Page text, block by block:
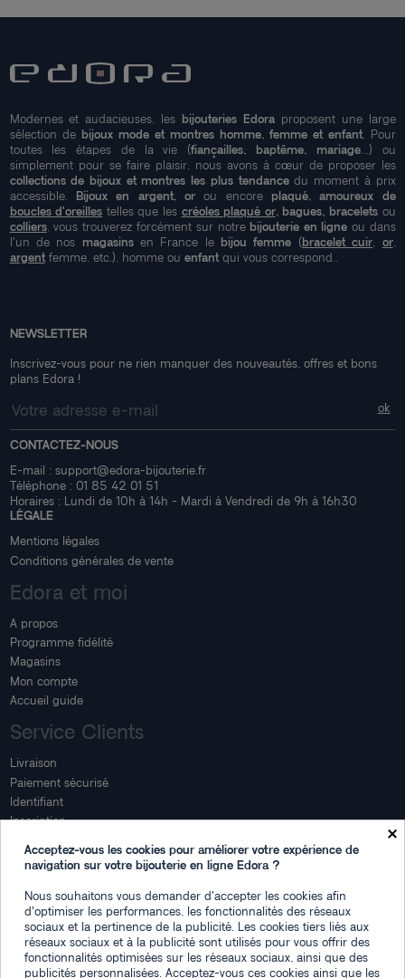
Modernes et audacieuses, les bijouteries Edoraproposent une large
sélection de bijoux mode et montres homme, femme et enfant. Pour
toutes les étapes de la vie (fiançailles, baptême, mariage...) ou
simplement pour se faire plaisir, nous avons à cœur de proposer les
collections de bijoux et montres les plus tendancedu moment à prix
accessible. Bijoux en argent, orou encore plaqué, amoureux de
boucles d'oreilles telles que les créoles plaqué or, bagues, braceletsou
colliers, vous trouverez forcément sur notre bijouterie en ligne ou dans
l'un de nos magasinsen France le bijou femme (bracelet cuir or,
argentfemme, etc.), homme ou enfantqui vous correspond..
NEWSLETTER
Inscrivez-vous pour ne rien manquer des nouveautés, offres et bons
plans Edora !
CONTACTEZ-NOUS
E-mail : support@edora-bijouterie.fr
Téléphone : 01 85 42 01 51
Horaires : Lundi de 10h à 14h - Mardi à Vendredi de 9h à 16h30
LÉGALE
Mentions légales
Conditions générales de vente
Edora et moi
A propos
Programme fidélité
Magasins
Mon compte
Accueil guide
Service Clients
Livraison
Paiement sécurisé
Identifiant
Inscription
Mon espace
Suivi de commande
Connexion
Créez votre compte
Des questions
×
Acceptez-vous les cookies pour améliorer votre expérience de
navigation sur votre bijouterie en ligne Edora ?
Nous souhaitons vous demander d'accepter les cookies afin
d'optimiser les performances, les fonctionnalités des réseaux
sociaux et la pertinence de la publicité. Les cookies tiers liés aux
réseaux sociaux et à la publicité sont utilisés pour vous offrir des
fonctionnalités optimisées sur les réseaux sociaux, ainsi que des
publicités personnalisées. Acceptez-vous ces cookies ainsi que les